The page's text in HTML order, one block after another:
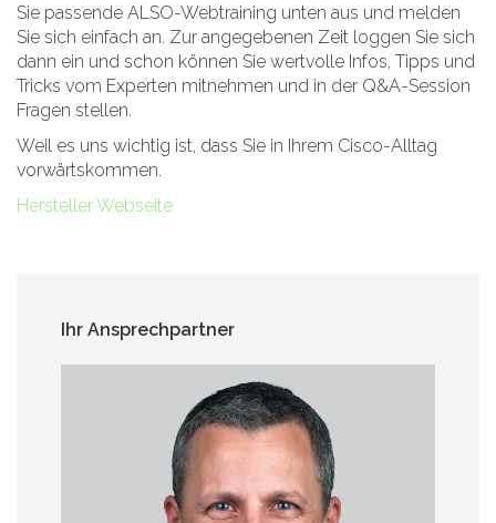
Sie passende ALSO-Webtraining unten aus und melden
Sie sich einfach an. Zur angegebenen Zeit loggen Sie sich
dann ein und schon können Sie wertvolle Infos, Tipps und
Tricks vom Experten mitnehmen und in der Q&A-Session
Fragen stellen.
Weil es uns wichtig ist, dass Sie in Ihrem Cisco-Alltag
vorwärtskommen.
Hersteller Webseite
Ihr Ansprechpartner